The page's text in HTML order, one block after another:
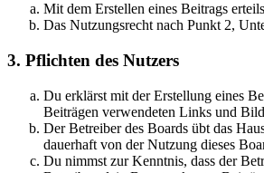
Mit dem Erstellen eines Beitrags
Das Nutzungsrecht nach Punkt 2,
3. Pflichten des Nutzers
Du erklärst mit der Erstellung eines
Beiträgen verwendeten Links und
Der Betreiber des Boards übt das
dauerhaft von der Nutzung dieses
Du nimmst zur Kenntnis, dass der